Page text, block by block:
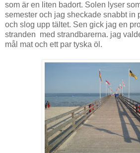
som är en liten badort. Solen lyser
semester och jag sheckade snabbt in
och slog upp tältet. Sen gick jag en
stranden med strandbarerna. jag
mål mat och ett par tyska öl.